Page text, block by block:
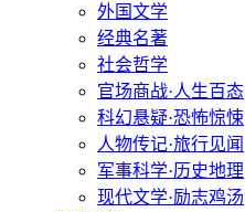
外国文学
经典名著
社会哲学
官场商战·人生百态
科幻悬疑·恐怖惊悚
人物传记·旅行见闻
军事科学·历史地理
现代文学·励志鸡汤